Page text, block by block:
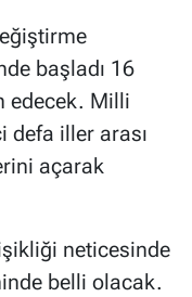
başladı 16
edecek. Milli
defa iller arası
açarak
neticesinde
belli olacak.